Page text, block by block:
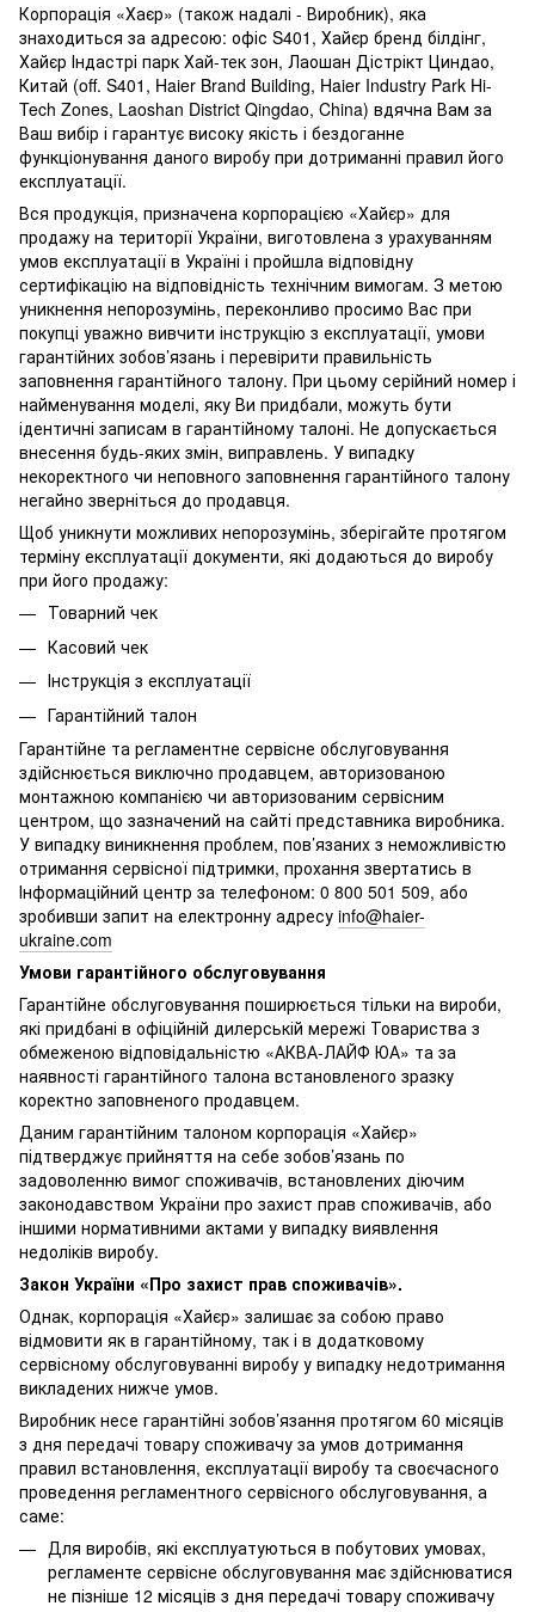
Корпорація «Хаєр» (також надалі - Виробник), яка
знаходиться за адресою: офіс S401, Хайєр бренд білдінг,
Хайєр Індастрі парк Хай-тек зон, Лаошан Дістрікт Циндао,
Китай (off. S401, Haier Brand Building, Haier Industry Park Hi-
Tech Zones, Laoshan District Qingdao, China) вдячна Вам за
Ваш вибір і гарантує високу якість і бездоганне
функціонування даного виробу при дотриманні правил його
експлуатації.
Вся продукція, призначена корпорацією «Хайєр» для
продажу на території України, виготовлена з урахуванням
умов експлуатації в Україні і пройшла відповідну
сертифікацію на відповідність технічним вимогам. З метою
уникнення непорозумінь, переконливо просимо Вас при
покупці уважно вивчити інструкцію з експлуатації, умови
гарантійних зобов’язань і перевірити правильність
заповнення гарантійного талону. При цьому серійний номер і
найменування моделі, яку Ви придбали, можуть бути
ідентичні записам в гарантійному талоні. Не допускається
внесення будь-яких змін, виправлень. У випадку
некоректного чи неповного заповнення гарантійного талону
негайно зверніться до продавця.
Щоб уникнути можливих непорозумінь, зберігайте протягом
терміну експлуатації документи, які додаються до виробу
при його продажу:
Товарний чек
Касовий чек
Інструкція з експлуатації
Гарантійний талон
Гарантійне та регламентне сервісне обслуговування
здійснюється виключно продавцем, авторизованою
монтажною компанією чи авторизованим сервісним
центром, що зазначений на сайті представника виробника.
У випадку виникнення проблем, пов’язаних з неможливістю
отримання сервісної підтримки, прохання звертатись в
Інформаційний центр за телефоном: 0 800 501 509, або
зробивши запит на електронну адресу info@haier-
ukraine.com
Умови гарантійного обслуговування
Гарантійне обслуговування поширюється тільки на вироби,
які придбані в офіційній дилерській мережі Товариства з
обмеженою відповідальністю «АКВА-ЛАЙФ ЮА» та за
наявності гарантійного талона встановленого зразку
коректно заповненого продавцем.
Даним гарантійним талоном корпорація «Хайєр»
підтверджує прийняття на себе зобов’язань по
задоволенню вимог споживачів, встановлених діючим
законодавством України про захист прав споживачів, або
іншими нормативними актами у випадку виявлення
недоліків виробу.
Закон України «Про захист прав споживачів».
Однак, корпорація «Хайєр» залишає за собою право
відмовити як в гарантійному, так і в додатковому
сервісному обслуговуванні виробу у випадку недотримання
викладених нижче умов.
Виробник несе гарантійні зобов’язання протягом 60 місяців
з дня передачі товару споживачу за умов дотримання
правил встановлення, експлуатації виробу та своєчасного
проведення регламентного сервісного обслуговування, а
саме:
Для виробів, які експлуатуються в побутових умовах,
регламенте сервісне обслуговування має здійснюватися
не пізніше 12 місяців з дня передачі товару споживачу